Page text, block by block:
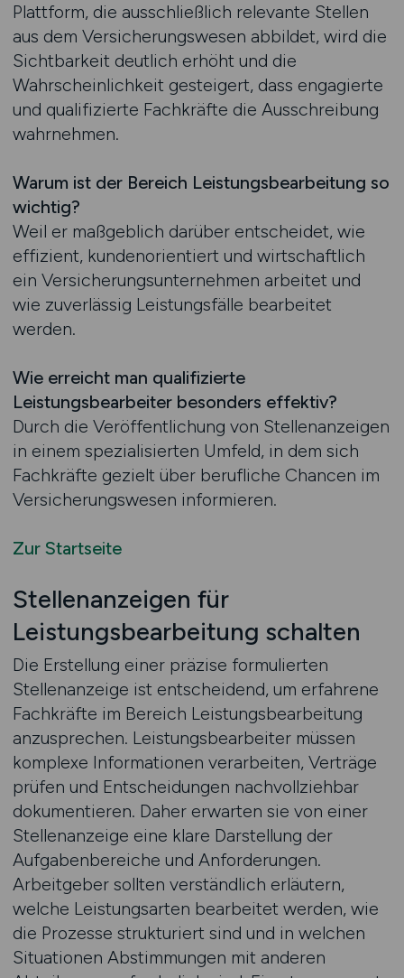
Plattform, die ausschließlich relevante Stellen
aus dem Versicherungswesen abbildet, wird die
Sichtbarkeit deutlich erhöht und die
Wahrscheinlichkeit gesteigert, dass engagierte
und qualifizierte Fachkräfte die Ausschreibung
wahrnehmen.
Warum ist der Bereich Leistungsbearbeitung so
wichtig?
Weil er maßgeblich darüber entscheidet, wie
effizient, kundenorientiert und wirtschaftlich
ein Versicherungsunternehmen arbeitet und
wie zuverlässig Leistungsfälle bearbeitet
werden.
Wie erreicht man qualifizierte
Leistungsbearbeiter besonders effektiv?
Durch die Veröffentlichung von Stellenanzeigen
in einem spezialisierten Umfeld, in dem sich
Fachkräfte gezielt über berufliche Chancen im
Versicherungswesen informieren.
Zur Startseite
Stellenanzeigen für
Leistungsbearbeitung schalten
Die Erstellung einer präzise formulierten
Stellenanzeige ist entscheidend, um erfahrene
Fachkräfte im Bereich Leistungsbearbeitung
anzusprechen. Leistungsbearbeiter müssen
komplexe Informationen verarbeiten, Verträge
prüfen und Entscheidungen nachvollziehbar
dokumentieren. Daher erwarten sie von einer
Stellenanzeige eine klare Darstellung der
Aufgabenbereiche und Anforderungen.
Arbeitgeber sollten verständlich erläutern,
welche Leistungsarten bearbeitet werden, wie
die Prozesse strukturiert sind und in welchen
Situationen Abstimmungen mit anderen